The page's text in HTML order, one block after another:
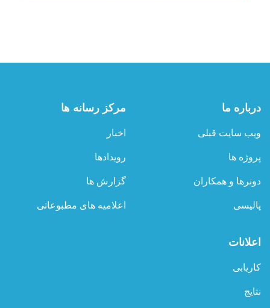
درباره ما
ویب سایت قبلی
پروژه ها
دونرها و همکاران
پالیسی
مرکز رسانه ها
اخبار
رویدادها
گزارش ها
اعلامیه های مطبوعاتی
اعلانات
کاریابی
نتایج